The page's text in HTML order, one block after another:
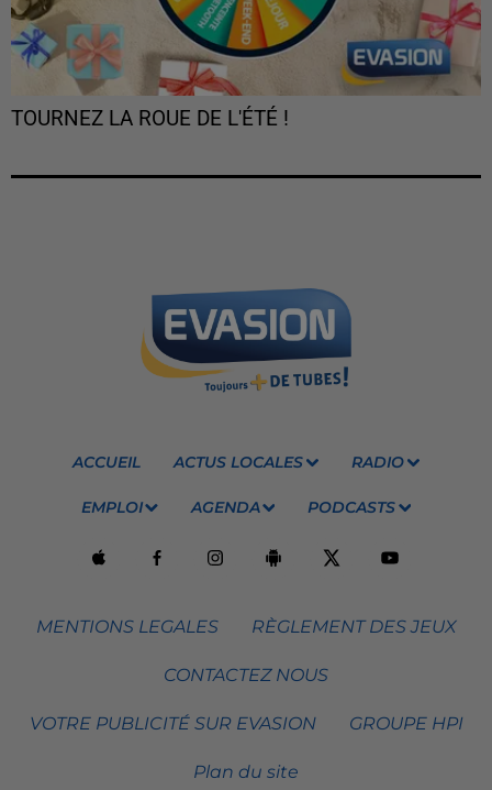
TOURNEZ LA ROUE DE L'ÉTÉ !
ACCUEIL ACTUS LOCALES RADIO
EMPLOI AGENDA PODCASTS
MENTIONS LEGALES RÈGLEMENT DES JEUX
CONTACTEZ NOUS
VOTRE PUBLICITÉ SUR EVASION GROUPE HPI
Plan du site